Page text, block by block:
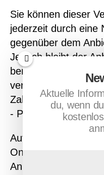
Sie können dieser
jederzeit durch eine
gegenüber dem
Jedoch bleibt der
berechtigt, Ihre
verarbeiten, sofern
- Paypal
Auf dieser Website
Online-
Anbieters zur
Aktuelle
du, wenn